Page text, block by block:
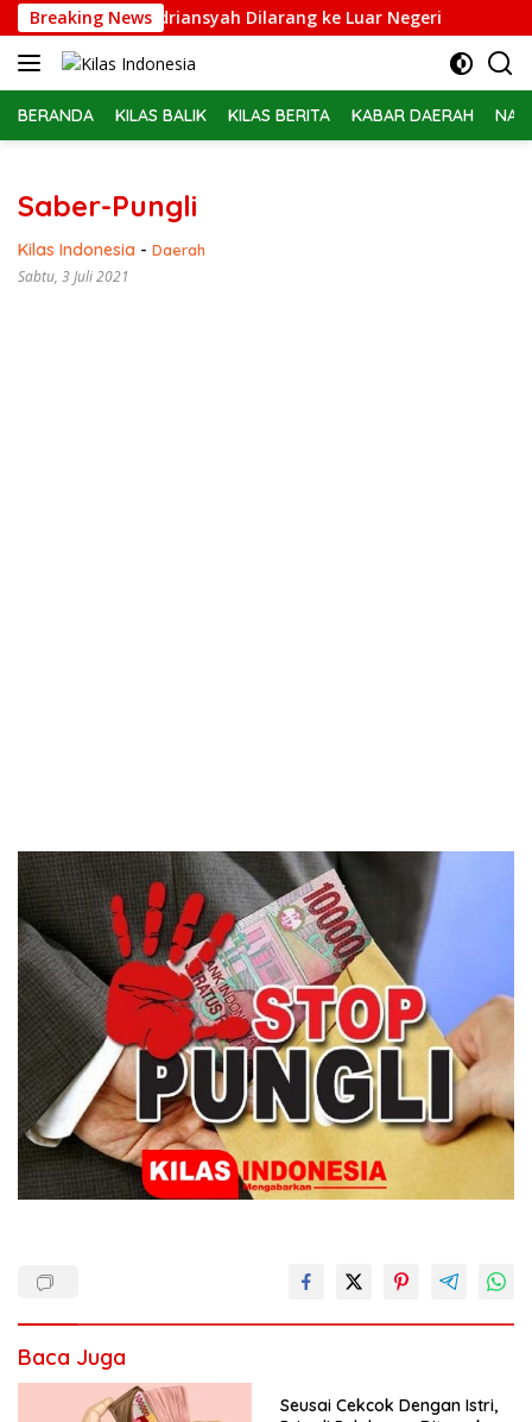
Langsung
ke
konten
Breaking News
Febrie Adriansyah Dilarang ke Luar Negeri
BERANDA KILAS BALIK KILAS BERITA KABAR DAERAH
Saber-Pungli
Kilas Indonesia - Daerah
Sabtu, 3 Juli 2021
Baca Juga
Seusai Cekcok Dengan Istri,